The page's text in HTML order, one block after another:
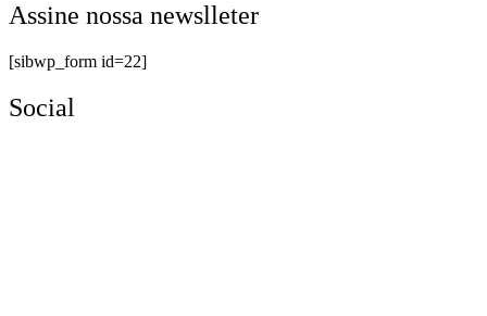
Assine nossa newslleter
[sibwp_form id=22]
Social